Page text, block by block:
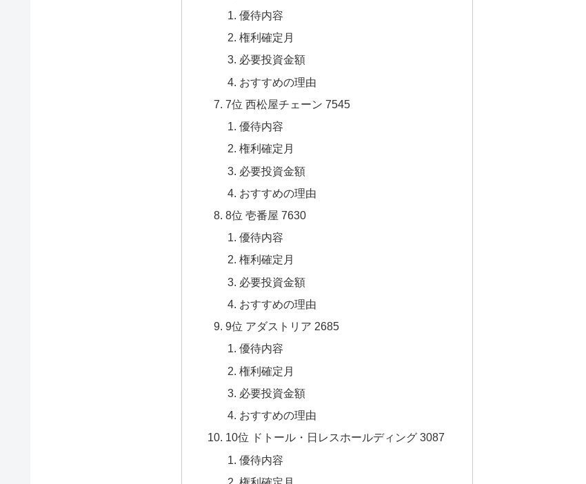
優待内容
権利確定月
必要投資金額
おすすめの理由
7位 西松屋チェーン 7545
優待内容
権利確定月
必要投資金額
おすすめの理由
8位 壱番屋 7630
優待内容
権利確定月
必要投資金額
おすすめの理由
9位 アダストリア 2685
優待内容
権利確定月
必要投資金額
おすすめの理由
10位 ドトール・日レスホールディング 3087
優待内容